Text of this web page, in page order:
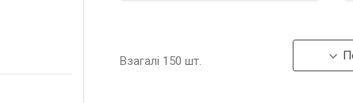
Взагалі 150 шт.